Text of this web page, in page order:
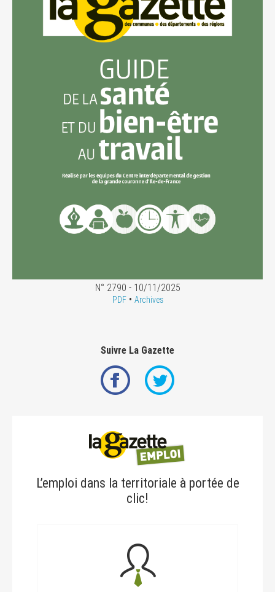
N° 2790 - 10/11/2025
PDF• Archives
Suivre La Gazette
L’emploi dans la territoriale à portée de
clic!